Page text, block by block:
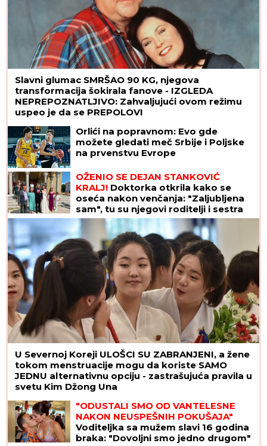
Slavni glumac SMRŠAO 90 KG, njegova
transformacija šokirala fanove - IZGLEDA
NEPREPOZNATLJIVO: Zahvaljujući ovom režimu
uspeo je da se PREPOLOVI
Orlići na popravnom: Evo gde
možete gledati meč Srbije i Poljske
na prvenstvu Evrope
OŽENIO SE DEJAN STANKOVIĆ
KRALJ! Doktorka otkrila kako se
oseća nakon venčanja: "Zaljubljena
sam", tu su njegovi roditelji i sestra
(VIDEO)
U Severnoj Koreji ULOŠCI SU ZABRANJENI, a žene
tokom menstruacije mogu da koriste SAMO
JEDNU alternativnu opciju - zastrašujuća pravila u
svetu Kim Džong Una
"ODUSTALI SMO OD VANTELESNE
NAKON NEUSPEŠNIH POKUŠAJA"
Voditeljka sa mužem slavi 16 godina
braka: "Dovoljni smo jedno drugom"